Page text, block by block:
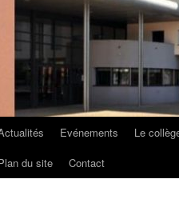
Evénements Le
du site
Contact